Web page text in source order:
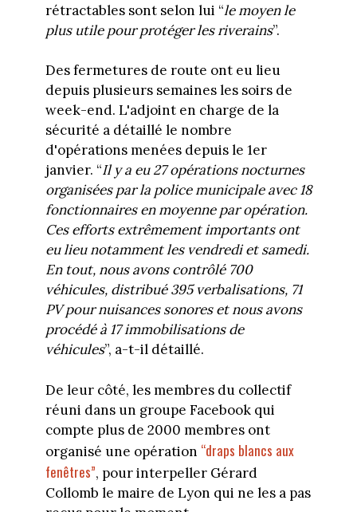
rétractables sont selon lui “le moyen le
plus utile pour protéger les riverains”.
Des fermetures de route ont eu lieu
depuis plusieurs semaines les soirs de
week-end. L'adjoint en charge de la
sécurité a détaillé le nombre
d'opérations menées depuis le 1er
janvier. “Il y a eu 27 opérations nocturnes
organisées par la police municipale avec 18
fonctionnaires en moyenne par opération.
Ces efforts extrêmement importants ont
eu lieu notamment les vendredi et samedi.
En tout, nous avons contrôlé 700
véhicules, distribué 395 verbalisations, 71
PV pour nuisances sonores et nous avons
procédé à 17 immobilisations de
véhicules”, a-t-il détaillé.
De leur côté, les membres du collectif
réuni dans un groupe Facebook qui
compte plus de 2000 membres ont
organisé une opération “draps blancs aux
fenêtres”, pour interpeller Gérard
Collomb le maire de Lyon qui ne les a pas